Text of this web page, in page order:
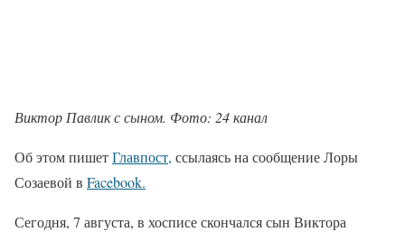
Виктор Павлик с сыном. Фото: 24 канал
Об этом пишетГлавпост, ссылаясь на сообщение Лоры
Созаевой в Facebook.
Сегодня, 7 августа, в хосписе скончался сын Виктора